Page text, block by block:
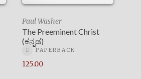
Paul Washer
The Preeminent Christ
(ಕನ್ನಡ)
PAPERBACK
125.00